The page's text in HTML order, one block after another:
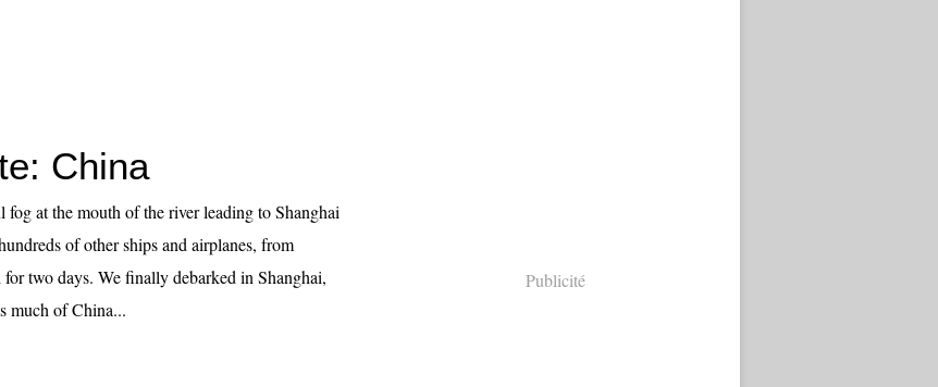
China
at the mouth of the river leading to Shanghai
of other ships and airplanes, from
two days. We finally debarked in Shanghai,
much of China...
Publicité